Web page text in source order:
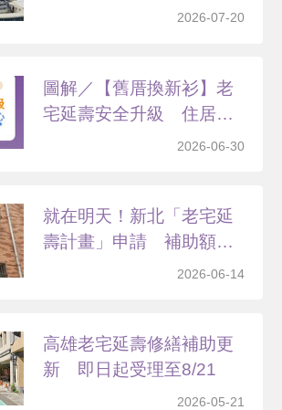
2026-07-20
圖解／【舊厝換新衫】老
宅延壽安全升級 住居生
2026-06-30
就在明天！新北「老宅延
壽計畫」申請 補助額
2026-06-14
高雄老宅延壽修繕補助更
新 即日起受理至8/21
2026-05-21